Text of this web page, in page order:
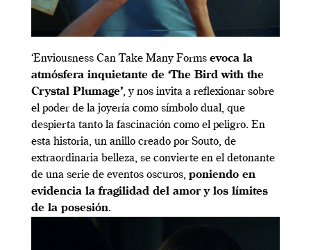
‘Enviousness Can Take Many Forms evoca la
atmósfera inquietante de ‘The Bird with the
Crystal Plumage’, y nos invita a reflexionar sobre
el poder de la joyería como símbolo dual, que
despierta tanto la fascinación como el peligro. En
esta historia, un anillo creado por Souto, de
extraordinaria belleza, se convierte en el detonante
de una serie de eventos oscuros, poniendo en
evidencia la fragilidad del amor y los límites
de la posesión.